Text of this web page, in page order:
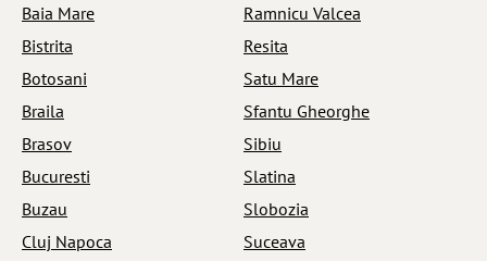
Baia Mare
Bistrita
Botosani
Braila
Brasov
Bucuresti
Buzau
Cluj Napoca
Ramnicu Valcea
Resita
Satu Mare
Sfantu Gheorghe
Sibiu
Slatina
Slobozia
Suceava